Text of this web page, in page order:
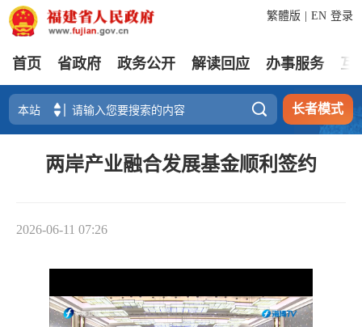
登录
繁體版 EN
首页 省政府 政务公开 解读回应 办事服务 互
 长者模式
两岸产业融合发展基金顺利签约
2026-06-11 07:26